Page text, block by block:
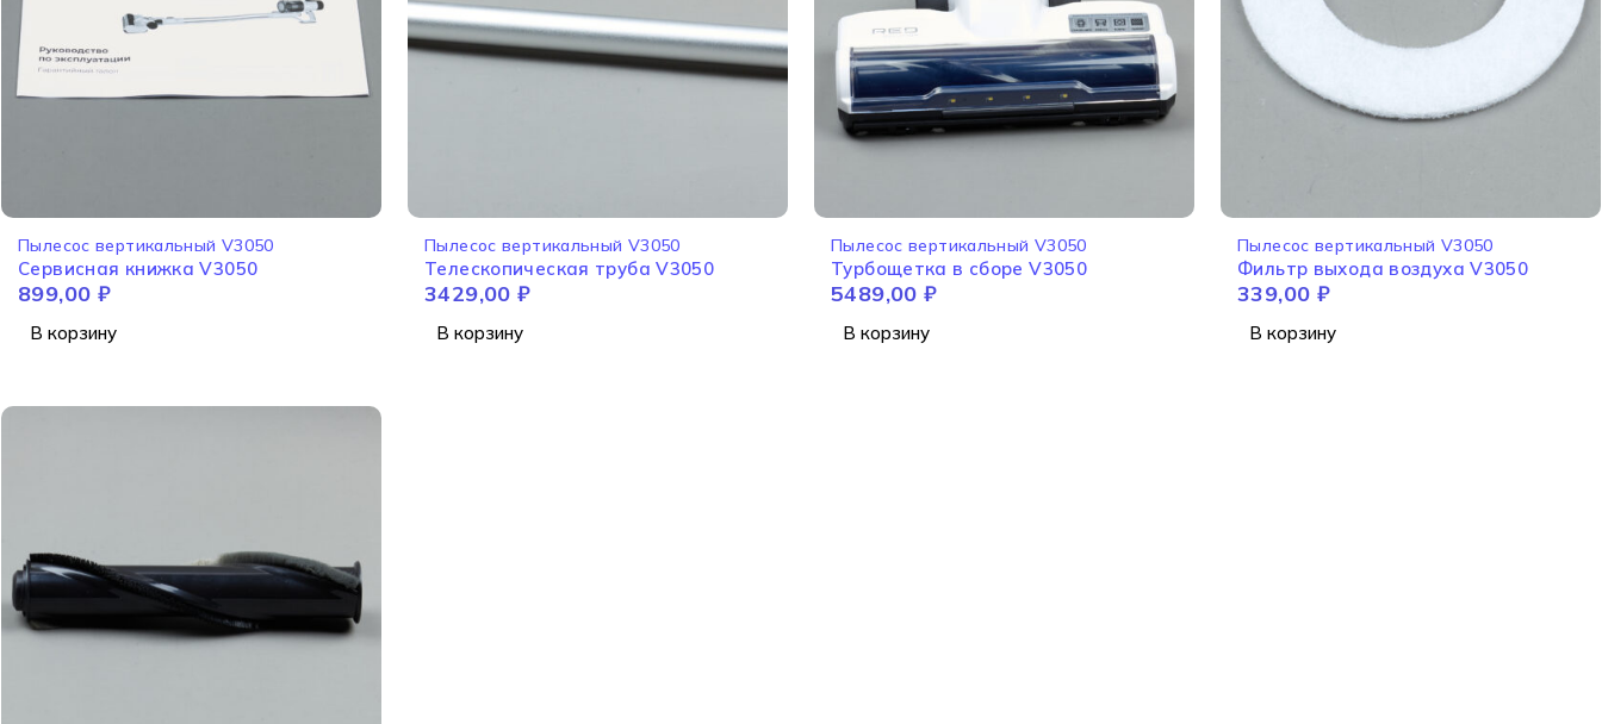
Пылесос вертикальный V3050
Сервисная книжка V3050
899,00 ₽
В корзину
Пылесос вертикальный V3050
Телескопическая труба V3050
3429,00 ₽
В корзину
Пылесос вертикальный V3050
Турбощетка в сборе V3050
5489,00 ₽
В корзину
Пылесос вертикальный V3050
Фильтр выхода воздуха V3050
339,00 ₽
В корзину